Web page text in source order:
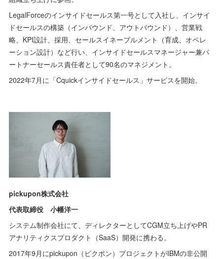
LegalForceのインサイドセールス第一号として入社し、インサイ
ドセールスの構築（インバウンド、アウトバウンド）、営業戦
略、KPI設計、採用、セールスイネーブルメント（育成、オペレ
ーション設計）など行い、インサイドセールスマネージャー兼パ
ートナーセールス責任者として90名のマネジメント。
2022年7月に「Cquickインサイドセールス」サービスを開始。
pickupon株式会社
代表取締役 小幡洋一
システム制作会社にて、ディレクターとしてCGM立ち上げやPR
アナリティクスプロダクト（SaaS）開発に携わる。
2017年9月にpickupon（ピクポン）プロジェクトがIBMの非公開